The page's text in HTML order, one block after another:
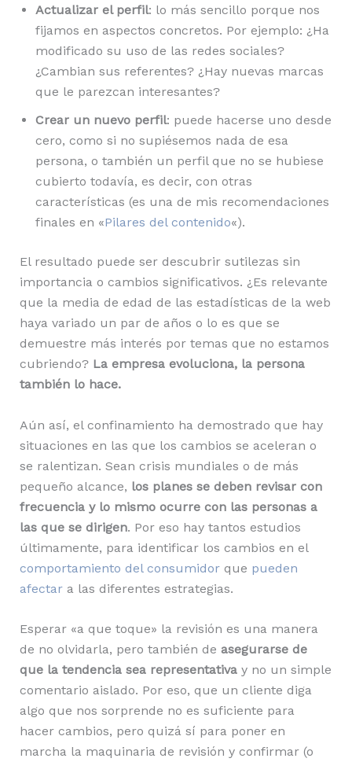
Actualizar el perfil: lo más sencillo porque nos
fijamos en aspectos concretos. Por ejemplo: ¿Ha
modificado su uso de las redes sociales?
¿Cambian sus referentes? ¿Hay nuevas marcas
que le parezcan interesantes?
Crear un nuevo perfil: puede hacerse uno desde
cero, como si no supiésemos nada de esa
persona, o también un perfil que no se hubiese
cubierto todavía, es decir, con otras
características (es una de mis recomendaciones
finales en «Pilares del contenido«).
El resultado puede ser descubrir sutilezas sin
importancia o cambios significativos. ¿Es relevante
que la media de edad de las estadísticas de la web
haya variado un par de años o lo es que se
demuestre más interés por temas que no estamos
cubriendo? La empresa evoluciona, la persona
también lo hace.
Aún así, el confinamiento ha demostrado que hay
situaciones en las que los cambios se aceleran o
se ralentizan. Sean crisis mundiales o de más
pequeño alcance, los planes se deben revisar con
frecuencia y lo mismo ocurre con las personas a
las que se dirigen. Por eso hay tantos estudios
últimamente, para identificar los cambios en el
comportamiento del consumidorque pueden
afectara las diferentes estrategias.
Esperar «a que toque» la revisión es una manera
de no olvidarla, pero también de asegurarse de
que la tendencia sea representativay no un simple
comentario aislado. Por eso, que un cliente diga
algo que nos sorprende no es suficiente para
hacer cambios, pero quizá sí para poner en
marcha la maquinaria de revisión y confirmar (o